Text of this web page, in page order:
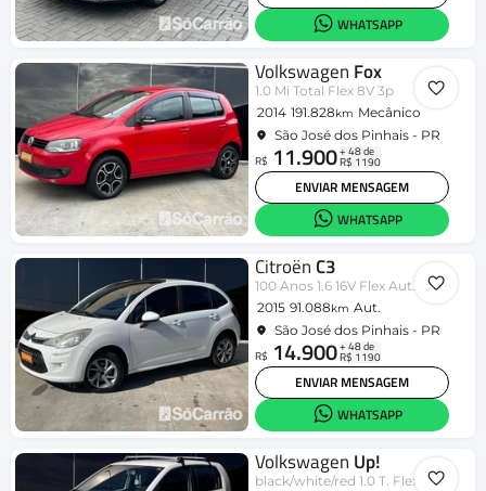
WHATSAPP
Volkswagen Fox
1.0 Mi Total Flex 8V 3p
2014 191.828km Mecânico
São José dos Pinhais - PR
R$ 11.900+ 48 de
R$ 1190
ENVIAR MENSAGEM
WHATSAPP
Citroën C3
100 Anos 1.6 16V Flex Aut.
2015 91.088km Aut.
São José dos Pinhais - PR
R$ 14.900+ 48 de
R$ 1190
ENVIAR MENSAGEM
WHATSAPP
Volkswagen Up!
black/white/red 1.0 T. Flex 12V 5p